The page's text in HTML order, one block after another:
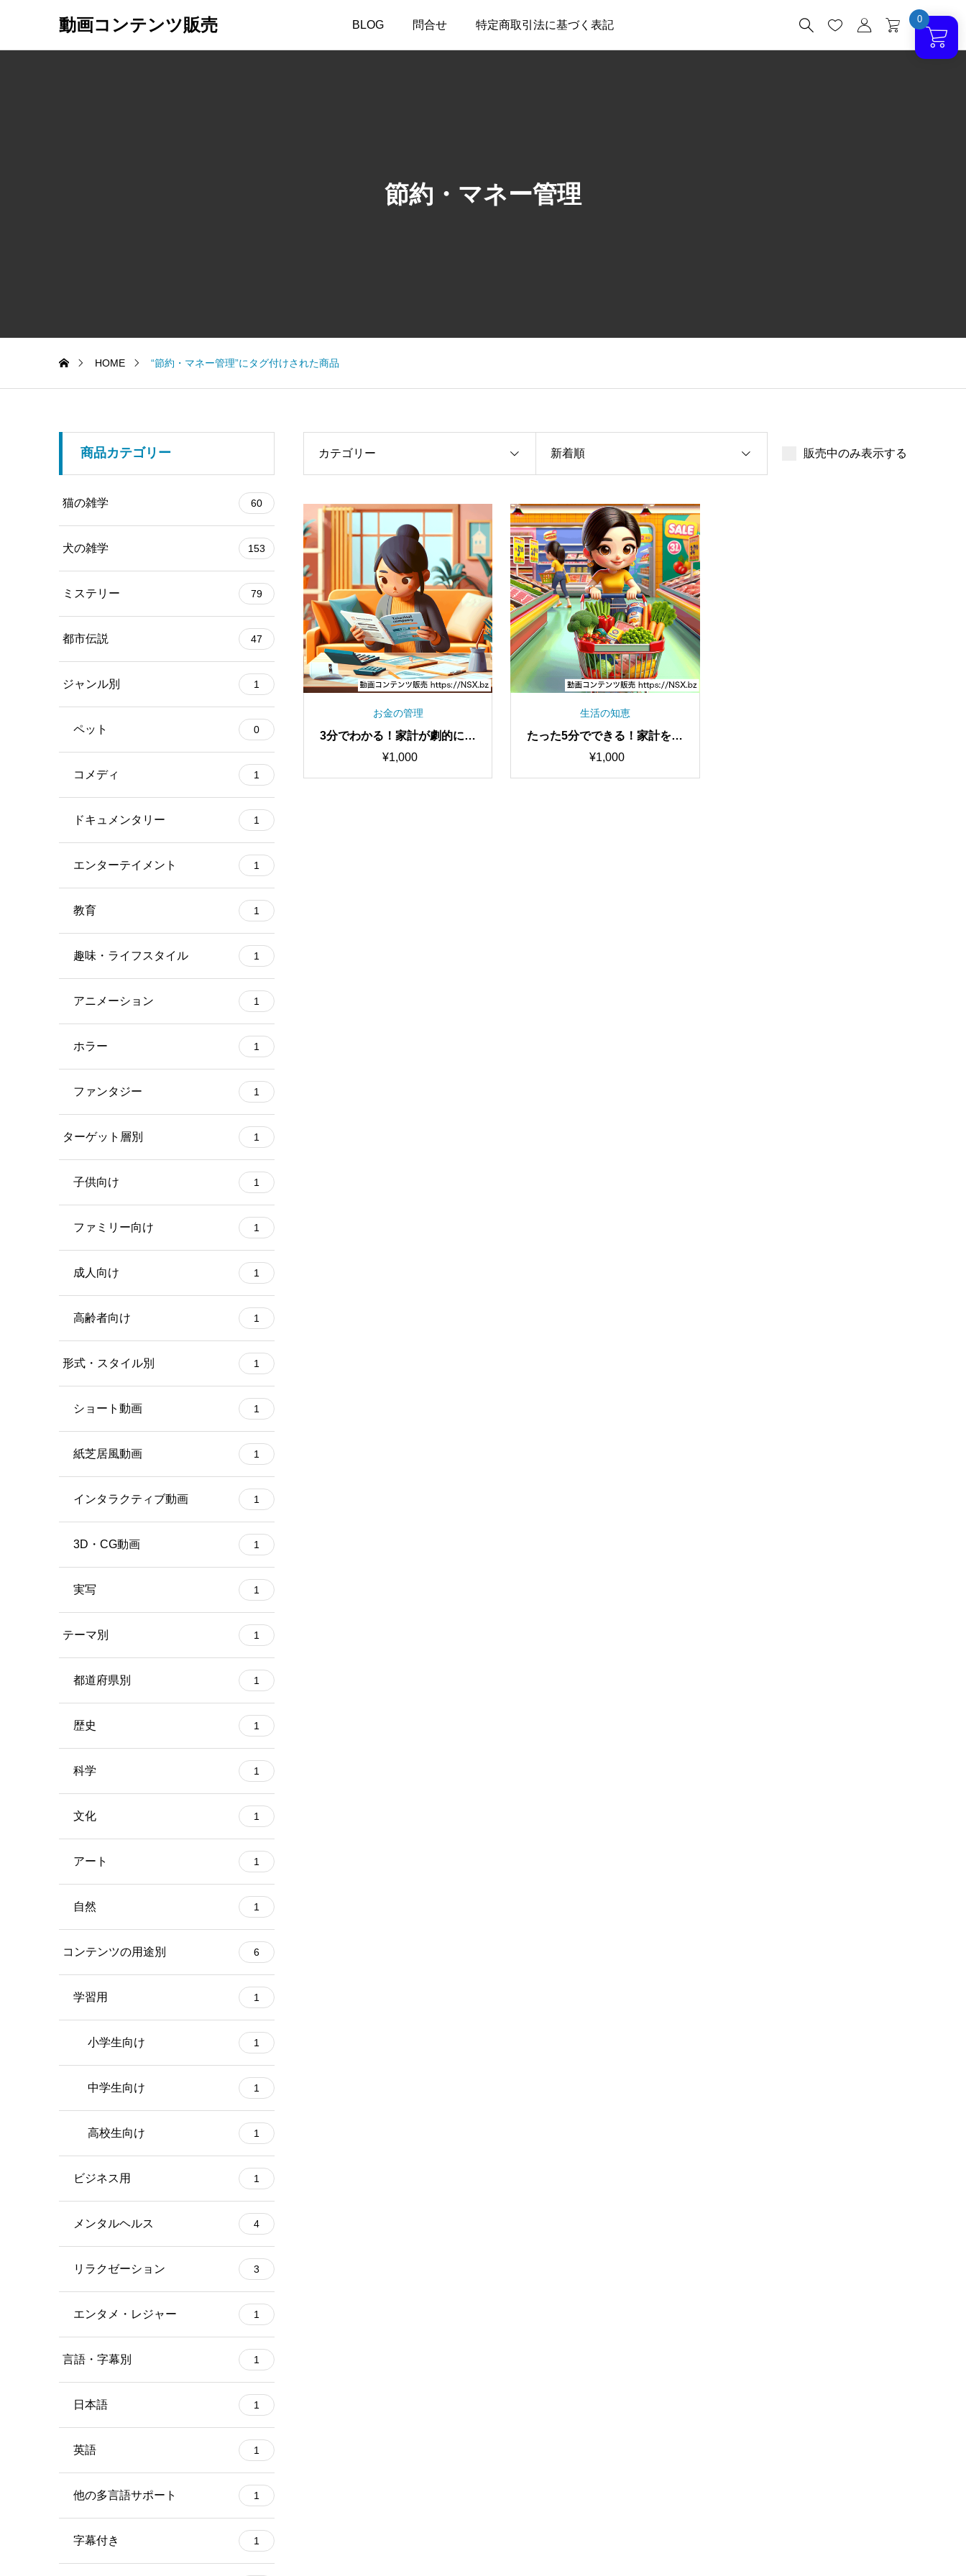
動画コンテンツ販売 BLOG 問合せ 特定商取引法に基づく表記    
節約・マネー管理
HOME “節約・マネー管理”にタグ付けされた商品
カテゴリー 新着順 販売中のみ表示する
お金の管理
3分でわかる！家計が劇的に良
くなる5つの節約術
¥1,000
生活の知恵
たった5分でできる！家計を助
ける節約テクニック7選
¥1,000
商品カテゴリー
猫の雑学 60
犬の雑学 153
ミステリー 79
都市伝説 47
ジャンル別 1
ペット 0
コメディ 1
ドキュメンタリー 1
エンターテイメント 1
教育 1
趣味・ライフスタイル 1
アニメーション 1
ホラー 1
ファンタジー 1
ターゲット層別 1
子供向け 1
ファミリー向け 1
成人向け 1
高齢者向け 1
形式・スタイル別 1
ショート動画 1
紙芝居風動画 1
インタラクティブ動画 1
3D・CG動画 1
実写 1
テーマ別 1
都道府県別 1
歴史 1
科学 1
文化 1
アート 1
自然 1
コンテンツの用途別 6
学習用 1
小学生向け 1
中学生向け 1
高校生向け 1
ビジネス用 1
メンタルヘルス 4
リラクゼーション 3
エンタメ・レジャー 1
言語・字幕別 1
日本語 1
英語 1
他の多言語サポート 1
字幕付き 1
0